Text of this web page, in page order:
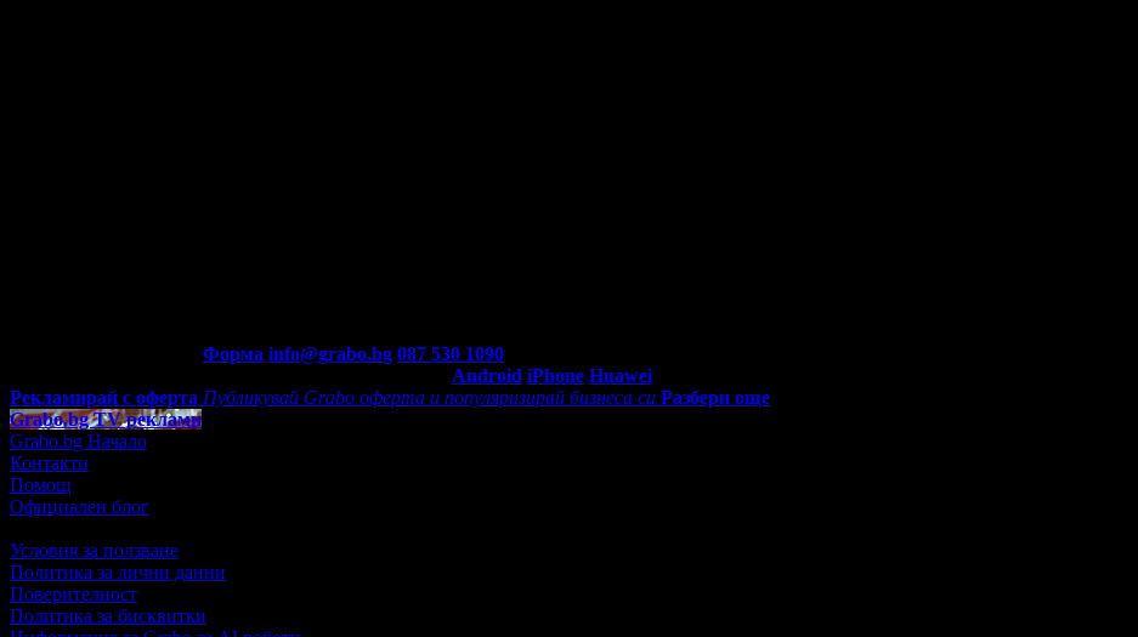
Форма info@grabo.bg 087 530 1090
Android iPhone Huawei
Рекламирай с оферта Публикувай Grabo оферта и популяризирай бизнеса си Разбери още
Grabo.bg TV реклами
Grabo.bg Начало
Контакти
Помощ
Официален блог
Условия за ползване
Политика за лични данни
Поверителност
Политика за бисквитки